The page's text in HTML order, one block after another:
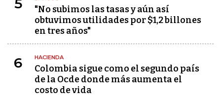
5
"No subimos las tasas y aún así
obtuvimos utilidades por $1,2 billones
en tres años"
6 HACIENDA
Colombia sigue como el segundo país
de la Ocde donde más aumenta el
costo de vida